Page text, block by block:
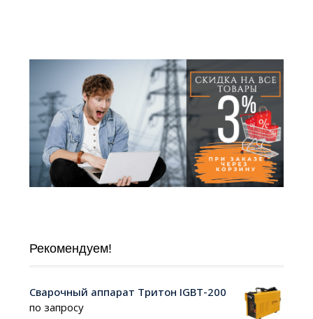
Рекомендуем!
Сварочный аппарат Тритон IGBT-200
по запросу